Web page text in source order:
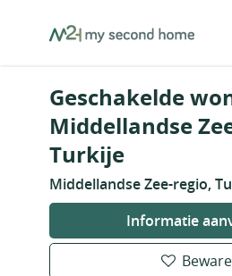
MySecondHome
Geschakelde
Middellandse
Turkije
Middellandse Zee-regio,
Informatie